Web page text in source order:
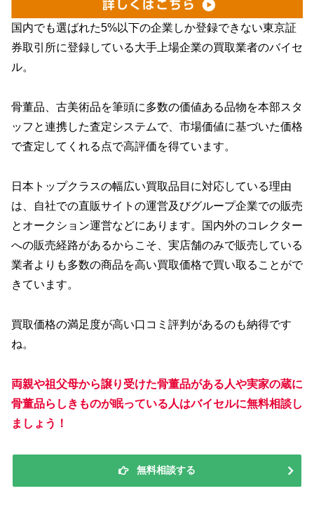
国内でも選ばれた5%以下の企業しか登録できない東京証
券取引所に登録している大手上場企業の買取業者のバイセ
ル。
骨董品、古美術品を筆頭に多数の価値ある品物を本部スタ
ッフと連携した査定システムで、市場価値に基づいた価格
で査定してくれる点で高評価を得ています。
日本トップクラスの幅広い買取品目に対応している理由
は、自社での直販サイトの運営及びグループ企業での販売
とオークション運営などにあります。国内外のコレクター
への販売経路があるからこそ、実店舗のみで販売している
業者よりも多数の商品を高い買取価格で買い取ることがで
きています。
買取価格の満足度が高い口コミ評判があるのも納得です
ね。
両親や祖父母から譲り受けた骨董品がある人や実家の蔵に
骨董品らしきものが眠っている人はバイセルに無料相談し
ましょう！
無料相談する